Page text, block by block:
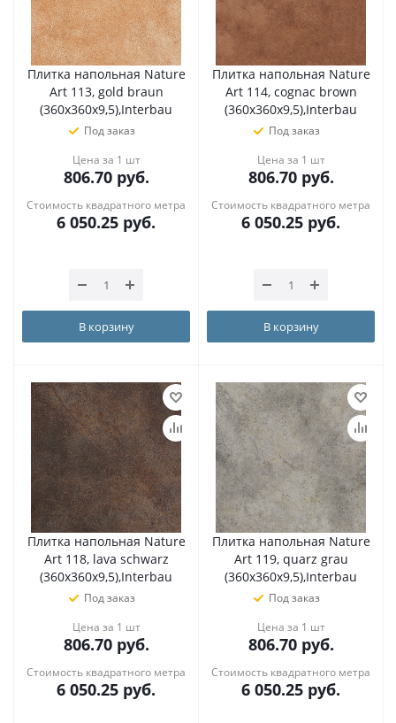
Плитка напольная Nature
Art 113, gold braun
(360х360х9,5),Interbau
Под заказ
Цена за 1 шт
806.70руб.
Стоимость квадратного метра
6 050.25 руб.
В корзину
Плитка напольная Nature
Art 114, cognac brown
(360х360х9,5),Interbau
Под заказ
Цена за 1 шт
806.70руб.
Стоимость квадратного метра
6 050.25 руб.
В корзину
Плитка напольная Nature
Art 118, lava schwarz
(360х360х9,5),Interbau
Под заказ
Цена за 1 шт
806.70руб.
Стоимость квадратного метра
6 050.25 руб.
Плитка напольная Nature
Art 119, quarz grau
(360х360х9,5),Interbau
Под заказ
Цена за 1 шт
806.70руб.
Стоимость квадратного метра
6 050.25 руб.